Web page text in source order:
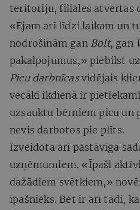
teritoriju, filiāles atvērtas
«Ejam arī līdzi laikam un
nodrošinām gan Bolt, gan
pakalpojumus,» piebilst
Picu darbnīcasvidējais
vecāki ikdienā ir
uzsauktu bērniem picu un
nevis darbotos pie plīts.
Izveidota arī pastāvīga
uzņēmumiem. «Īpaši
dažādiem svētkiem,»
īpašnieks. Bet ir arī tādi,